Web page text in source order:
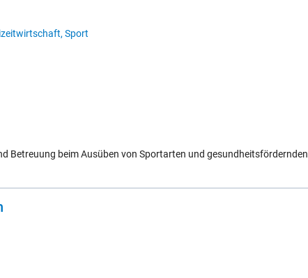
Sport
Betreuung beim Ausüben von Sportarten und gesundheitsfördernden